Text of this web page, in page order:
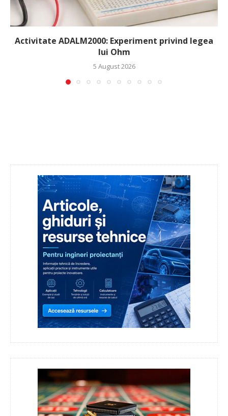
Activitate ADALM2000: Experiment privind legea
lui Ohm
5 August 2026